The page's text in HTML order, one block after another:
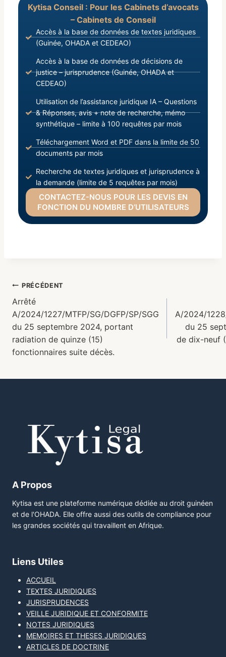
Kytisa Conseil : Pour les Cabinets d’avocats
– Cabinets de Conseil
Accès à la base de données de textes juridiques
(Guinée, OHADA et CEDEAO)
Accès à la base de données de décisions de
justice – jurisprudence (Guinée, OHADA et
CEDEAO)
Utilisation de l’assistance juridique IA – Questions
& Réponses, avis + note de recherche, mémo
synthétique – limite à 100 requêtes par mois
Téléchargement Word et PDF dans la limite de 50
documents par mois
Recherche de textes juridiques et jurisprudence à
la demande (limite de 5 requêtes par mois)
CONTACTEZ-NOUS POUR LES DEVIS EN
FONCTION DU NOMBRE D’UTILISATEURS
PRÉCÉDENT
Arrêté
A/2024/1227/MTFP/SG/DGFP/SP/SGG
du 25 septembre 2024, portant
radiation de quinze (15)
fonctionnaires suite décès.
A/2024/
du 25
de dix-neuf
A Propos
Kytisa est une plateforme numérique dédiée au droit guinéen
et de l'OHADA. Elle offre aussi des outils de compliance pour
les grandes sociétés qui travaillent en Afrique.
Liens Utiles
ACCUEIL
TEXTES JURIDIQUES
JURISPRUDENCES
VEILLE JURIDIQUE ET CONFORMITE
NOTES JURIDIQUES
MEMOIRES ET THESES JURIDIQUES
ARTICLES DE DOCTRINE